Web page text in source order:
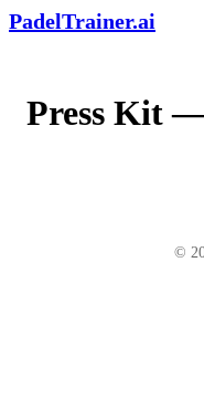
PadelTrainer.ai
Press Kit
©